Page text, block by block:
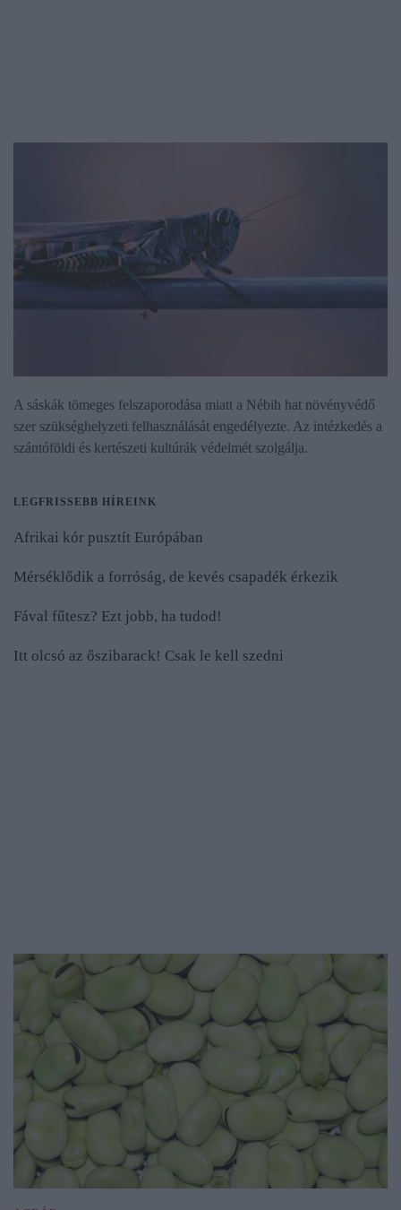
A sáskák tömeges felszaporodása miatt a Nébih hat növényvédő
szer szükséghelyzeti felhasználását engedélyezte. Az intézkedés a
szántóföldi és kertészeti kultúrák védelmét szolgálja.
LEGFRISSEBB HÍREINK
Afrikai kór pusztít Európában
Mérséklődik a forróság, de kevés csapadék érkezik
Fával fűtesz? Ezt jobb, ha tudod!
Itt olcsó az őszibarack! Csak le kell szedni